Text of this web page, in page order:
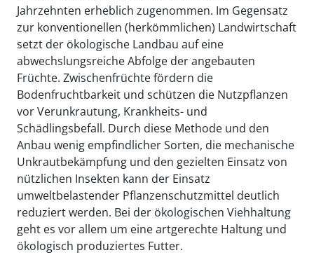
Jahrzehnten erheblich zugenommen. Im Gegensatz
zur konventionellen (herkömmlichen) Landwirtschaft
setzt der ökologische Landbau auf eine
abwechslungsreiche Abfolge der angebauten
Früchte. Zwischenfrüchte fördern die
Bodenfruchtbarkeit und schützen die Nutzpflanzen
vor Verunkrautung, Krankheits- und
Schädlingsbefall. Durch diese Methode und den
Anbau wenig empfindlicher Sorten, die mechanische
Unkrautbekämpfung und den gezielten Einsatz von
nützlichen Insekten kann der Einsatz
umweltbelastender Pflanzenschutzmittel deutlich
reduziert werden. Bei der ökologischen Viehhaltung
geht es vor allem um eine artgerechte Haltung und
ökologisch produziertes Futter.